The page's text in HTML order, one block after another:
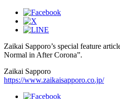
Zaikai Sapporo’s special feature
Normal in After Corona”.
Zaikai Sapporo
https://www.zaikaisapporo.co.jp/